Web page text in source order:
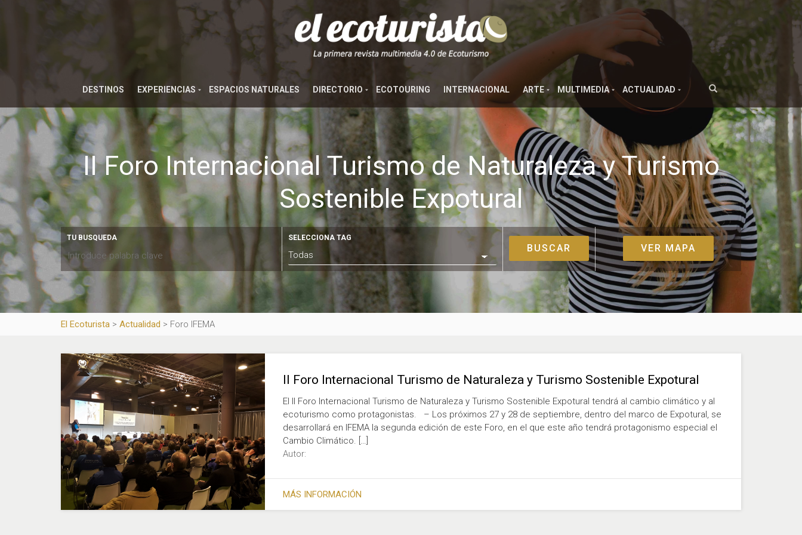
DESTINOS EXPERIENCIAS ESPACIOS NATURALES DIRECTORIO ECOTOURING INTERNACIONAL ARTE MULTIMEDIA ACTUALIDAD
II Foro Internacional Turismo de Naturaleza y Turismo
Sostenible Expotural
TU BUSQUEDA SELECCIONA TAG
VER MAPA
El Ecoturista > Actualidad > Foro IFEMA
II Foro Internacional Turismo de Naturaleza y Turismo Sostenible Expotural
El II Foro Internacional Turismo de Naturaleza y Turismo Sostenible Expotural tendrá al cambio climático y al
ecoturismo como protagonistas. – Los próximos 27 y 28 de septiembre, dentro del marco de Expotural, se
desarrollará en IFEMA la segunda edición de este Foro, en el que este año tendrá protagonismo especial el
Cambio Climático. […]
Autor:
MÁS INFORMACIÓN